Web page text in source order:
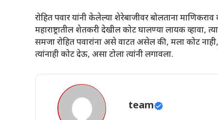
रोहित पवार यांनी केलेल्या शेरेबाजीवर बोलताना
महाराष्ट्रातील शेतकरी देखील कोट घालण्या लायक व्हावा,
समजा रोहित पवारांना असे वाटत असेल की, मला कोट
त्यांनाही कोट देऊ, असा टोला त्यांनी लगावला.
team